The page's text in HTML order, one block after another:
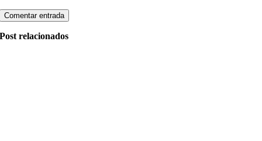
Post relacionados